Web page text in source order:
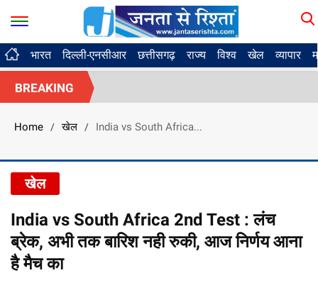
भारत दिल्ली-एनसीआर छत्तीसगढ़ राज्य विश्व खेल व्यापार
BREAKING
Home / खेल / India vs South Africa...
खेल
India vs South Africa 2nd Test : लंच
ब्रेक, अभी तक बारिश नही रुकी, आज निर्णय आना
है मैच का